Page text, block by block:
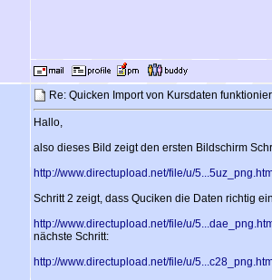
Re: Quicken Import von Kursdaten
Hallo,
also dieses Bild zeigt den ersten Bildschirm
http://www.directupload.net/file/u/
Schritt 2 zeigt, dass Quciken die Daten richtig
http://www.directupload.net/file/u/
nächste Schritt:
http://www.directupload.net/file/u/